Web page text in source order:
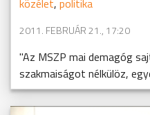
2011. FEBRUÁR 21., 17:20
"Az MSZP mai demagóg
szakmaiságot nélkülöz,